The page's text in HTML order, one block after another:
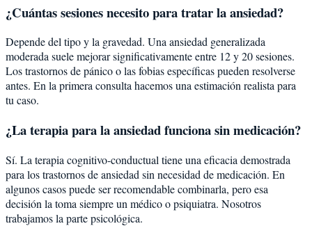
¿Cuántas sesiones necesito para tratar la ansiedad?
Depende del tipo y la gravedad. Una ansiedad generalizada
moderada suele mejorar significativamente entre 12 y 20 sesiones.
Los trastornos de pánico o las fobias específicas pueden resolverse
antes. En la primera consulta hacemos una estimación realista para
tu caso.
¿La terapia para la ansiedad funciona sin medicación?
Sí. La terapia cognitivo-conductual tiene una eficacia demostrada
para los trastornos de ansiedad sin necesidad de medicación. En
algunos casos puede ser recomendable combinarla, pero esa
decisión la toma siempre un médico o psiquiatra. Nosotros
trabajamos la parte psicológica.